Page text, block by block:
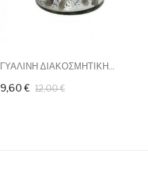
ΓΥΑΛΙΝΗ ΔΙΑΚΟΣΜΗΤΙΚΗ...
9,60 € 12,00 €